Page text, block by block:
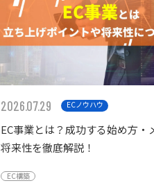
2026.07.29 ECノウハウ
EC事業とは？成功する始め方・
将来性を徹底解説！
EC構築